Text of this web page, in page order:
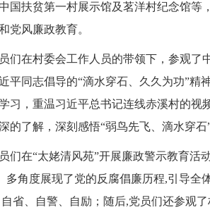
国扶贫第一村展示馆及茗洋村纪念馆等
党风廉政教育。
在村委会工作人员的带领下，参观了
平同志倡导的“滴水穿石、久久为功”精
习，重温习近平总书记连线赤溪村的视
的了解，深刻感悟“弱鸟先飞、滴水穿石
在“太姥清风苑”开展廉政警示教育活
多角度展现了党的反腐倡廉历程,引导全
省、自警、自励；随后,党员们还参观